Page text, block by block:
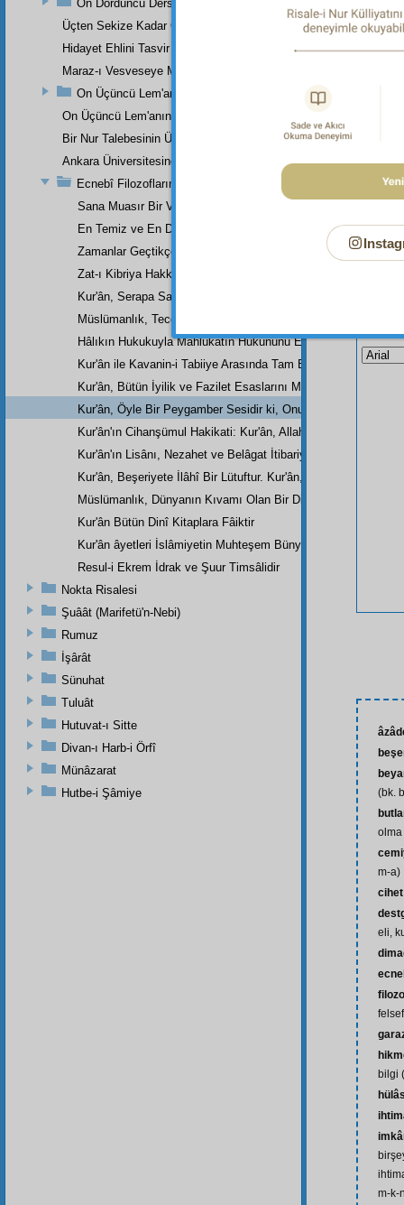
(bk.
olma
m-a)
cihet
eli,
bilgi
m-k-
On Dördüncü Ders
Üçten Sekize Kadar Olan Derslerin Özeti
Hidayet Ehlini Tasvir Eden Bir Levha
Maraz-ı Vesveseye Müptelâ Olanlara Bir Ders
On Üçüncü Lem'anın On İkinci İşaretinden
On Üçüncü Lem'anın On Üçüncü İşaretinin Üçüncü Noktasından
Bir Nur Talebesinin Üstad Hazretlerinin Dâr-ı Bekaya
Ankara Üniversitesinde Okunan Bir Konferans
Ecnebî Filozofların Kur'ân'ı Tasdiklerine Dair Şehadetleri
Sana Muasır Bir Vücut Olamadığımdan Müteessirim, Ey
En Temiz ve En Doğru Din, Müslümanlıktır
Zamanlar Geçtikçe, Kur'ân'ın Ulvî Sırları İnkişaf Ediyor
Zat-ı Kibriya Hakkındaki Âyetlerin Ulviyeti ve Kur'ân'ın Kudsî
Kur'ân, Serapa Samimiyet ve Hakkaniyetle Doludur
Müslümanlık, Tecessüd ve Teslis Akîdesini Reddeder
Hâlıkın Hukukuyla Mahlûkatın Hukununu En Mükemmel
Kur'ân ile Kavanin-i Tabiiye Arasında Tam Bir Âhenk Vardır
Kur'ân, Bütün İyilik ve Fazilet Esaslarını Muhtevîdir; İnsanı,
Kur'ân, Öyle Bir Peygamber Sesidir ki, Onu Bütün Dünya
Kur'ân'ın Cihanşümul Hakikati: Kur'ân, Allah'ın Birliğine
Kur'ân'ın Lisânı, Nezahet ve Belâgat İtibariyle Nazirsizdir.
Kur'ân, Beşeriyete İlâhî Bir Lütuftur. Kur'ân, Muzaffer
Müslümanlık, Dünyanın Kıvamı Olan Bir Dindir; Cihan
Kur'ân Bütün Dinî Kitaplara Fâiktir
Kur'ân âyetleri İslâmiyetin Muhteşem Bünyesinde Altın Bir
Resul-i Ekrem İdrak ve Şuur Timsâlidir
Nokta Risalesi
Şuâât (Marifetü'n-Nebi)
Rumuz
İşârât
Sünuhat
Tuluât
Hutuvat-ı Sitte
Divan-ı Harb-i Örfî
Münâzarat
Hutbe-i Şâmiye